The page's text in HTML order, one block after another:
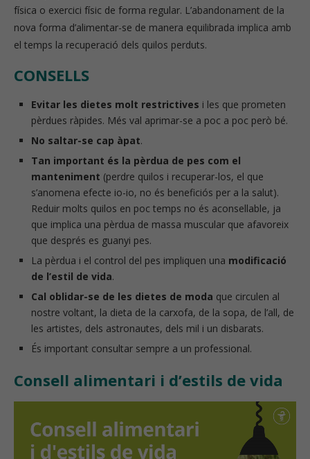
física o exercici físic de forma regular. L’abandonament de la
nova forma d’alimentar-se de manera equilibrada implica amb
el temps la recuperació dels quilos perduts.
CONSELLS
Evitar les dietes molt restrictives i les que prometen
pèrdues ràpides. Més val aprimar-se a poc a poc però bé.
No saltar-se cap àpat.
Tan important és la pèrdua de pes com el
manteniment (perdre quilos i recuperar-los, el que
s’anomena efecte io-io, no és beneficiós per a la salut).
Reduir molts quilos en poc temps no és aconsellable, ja
que implica una pèrdua de massa muscular que afavoreix
que després es guanyi pes.
La pèrdua i el control del pes impliquen una modificació
de l’estil de vida.
Cal oblidar-se de les dietes de moda que circulen al
nostre voltant, la dieta de la carxofa, de la sopa, de l’all, de
les artistes, dels astronautes, dels mil i un disbarats.
És important consultar sempre a un professional.
Consell alimentari i d’estils de vida
vídeo